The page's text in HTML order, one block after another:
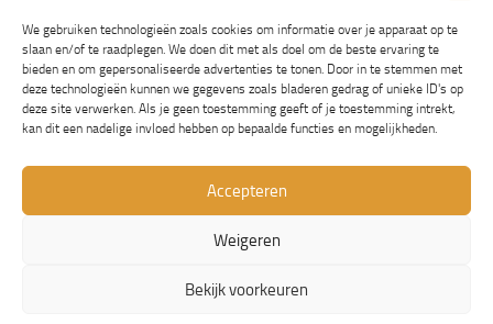
We gebruiken technologieën zoals cookies om informatie over je apparaat op te
slaan en/of te raadplegen. We doen dit met als doel om de beste ervaring te
bieden en om gepersonaliseerde advertenties te tonen. Door in te stemmen met
deze technologieën kunnen we gegevens zoals bladeren gedrag of unieke ID's op
deze site verwerken. Als je geen toestemming geeft of je toestemming intrekt,
kan dit een nadelige invloed hebben op bepaalde functies en mogelijkheden.
Accepteren
Weigeren
Bekijk voorkeuren
Mogelijk gemaakt door - Ontworpen met de